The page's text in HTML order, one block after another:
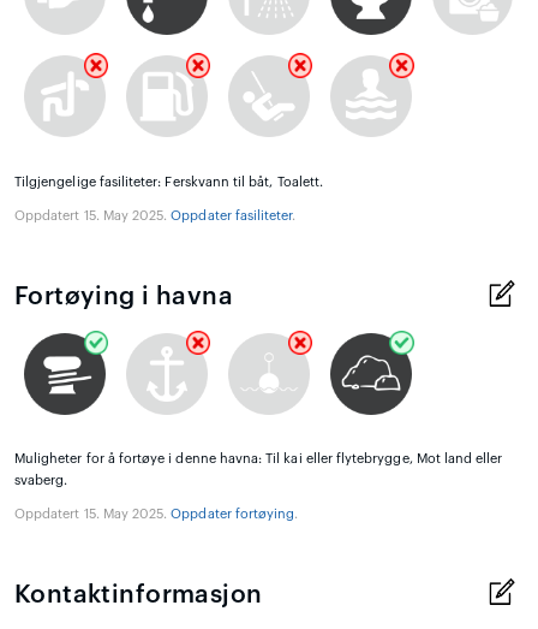
Tilgjengelige fasiliteter: Ferskvann til båt, Toalett.
Oppdatert 15. May 2025.Oppdater fasiliteter.
Fortøying i havna
Muligheter for å fortøye i denne havna: Til kai eller flytebrygge, Mot land eller
svaberg.
Oppdatert 15. May 2025.Oppdater fortøying.
Kontaktinformasjon